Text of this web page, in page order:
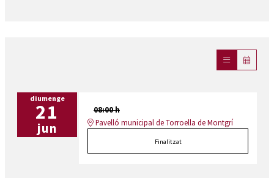
diumenge
21
jun
08:00 h
Pavelló municipal de Torroella de Montgrí
Finalitzat